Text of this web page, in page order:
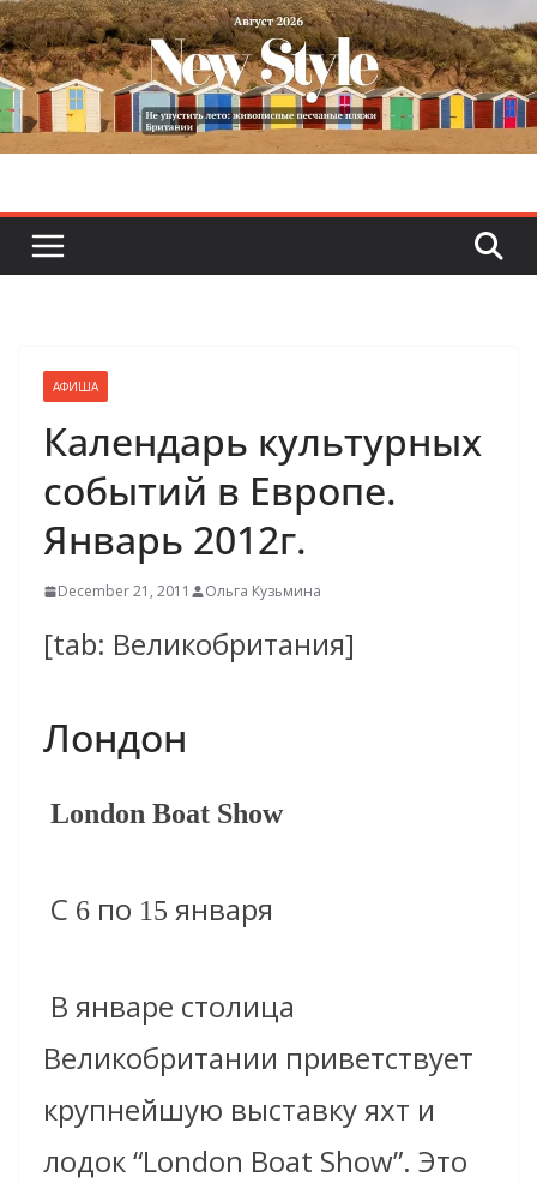
Skip
to
content
АФИША
Календарь культурных
событий в Европе.
Январь 2012г.
December 21, 2011 Ольга Кузьмина
[tab: Великобритания]
Лондон
London Boat Show
С 6 по 15 января
В январе столица
Великобритании приветствует
крупнейшую выставку яхт и
лодок “London Boat Show”. Это